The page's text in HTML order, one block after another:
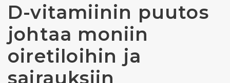
D-vitamiinin puutos
johtaa moniin
oiretiloihin ja
sairauksiin